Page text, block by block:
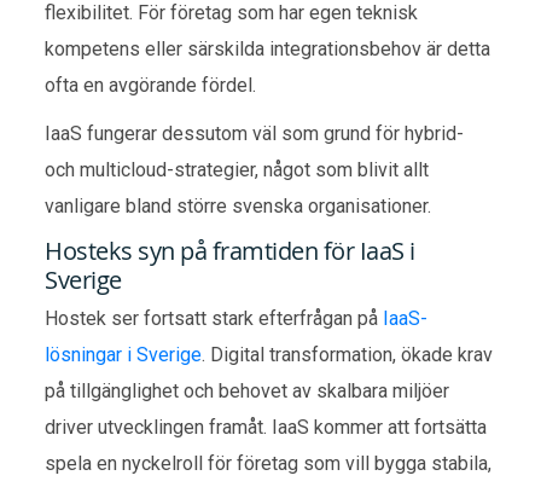
flexibilitet. För företag som har egen teknisk
kompetens eller särskilda integrationsbehov är detta
ofta en avgörande fördel.
IaaS fungerar dessutom väl som grund för hybrid-
och multicloud-strategier, något som blivit allt
vanligare bland större svenska organisationer.
Hosteks syn på framtiden för IaaS i
Sverige
Hostek ser fortsatt stark efterfrågan på IaaS-
lösningar i Sverige. Digital transformation, ökade krav
på tillgänglighet och behovet av skalbara miljöer
driver utvecklingen framåt. IaaS kommer att fortsätta
spela en nyckelroll för företag som vill bygga stabila,